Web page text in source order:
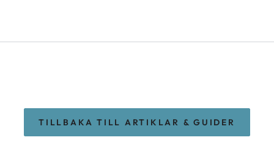
TILLBAKA TILL ARTIKLAR & GUIDER